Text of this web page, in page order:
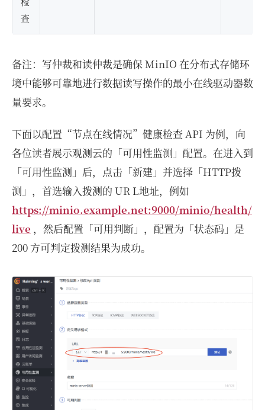
查
备注：写仲裁和读仲裁是确保 MinIO 在分布式存储环
境中能够可靠地进行数据读写操作的最小在线驱动器数
量要求。
下面以配置“节点在线情况”健康检查 API 为例，向
各位读者展示观测云的「可用性监测」配置。在进入到
「可用性监测」后，点击「新建」并选择「HTTP拨
测」，首选输入拨测的 UR L地址，例如
https://minio.example.net:9000/minio/health/
live ，然后配置「可用判断」，配置为「状态码」是
200 方可判定拨测结果为成功。